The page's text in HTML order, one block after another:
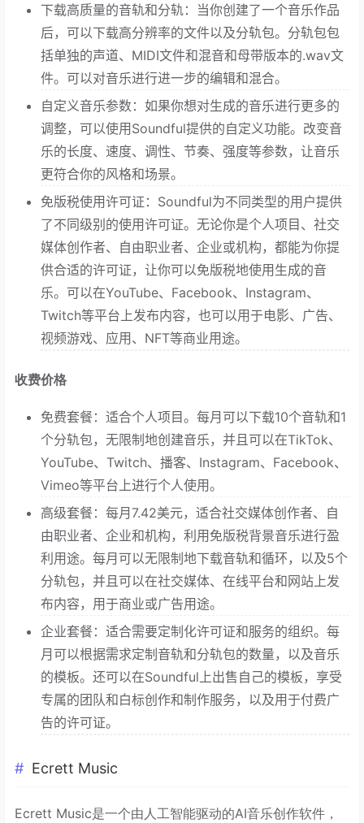
下载高质量的音轨和分轨：当你创建了一个音乐作品
后，可以下载高分辨率的文件以及分轨包。分轨包包
括单独的声道、MIDI文件和混音和母带版本的.wav文
件。可以对音乐进行进一步的编辑和混合。
自定义音乐参数：如果你想对生成的音乐进行更多的
调整，可以使用Soundful提供的自定义功能。改变音
乐的长度、速度、调性、节奏、强度等参数，让音乐
更符合你的风格和场景。
免版税使用许可证：Soundful为不同类型的用户提供
了不同级别的使用许可证。无论你是个人项目、社交
媒体创作者、自由职业者、企业或机构，都能为你提
供合适的许可证，让你可以免版税地使用生成的音
乐。可以在YouTube、Facebook、Instagram、
Twitch等平台上发布内容，也可以用于电影、广告、
视频游戏、应用、NFT等商业用途。
收费价格
免费套餐：适合个人项目。每月可以下载10个音轨和1
个分轨包，无限制地创建音乐，并且可以在TikTok、
YouTube、Twitch、播客、Instagram、Facebook、
Vimeo等平台上进行个人使用。
高级套餐：每月7.42美元，适合社交媒体创作者、自
由职业者、企业和机构，利用免版税背景音乐进行盈
利用途。每月可以无限制地下载音轨和循环，以及5个
分轨包，并且可以在社交媒体、在线平台和网站上发
布内容，用于商业或广告用途。
企业套餐：适合需要定制化许可证和服务的组织。每
月可以根据需求定制音轨和分轨包的数量，以及音乐
的模板。还可以在Soundful上出售自己的模板，享受
专属的团队和白标创作和制作服务，以及用于付费广
告的许可证。
Ecrett Music
Ecrett Music是一个由人工智能驱动的AI音乐创作软件，